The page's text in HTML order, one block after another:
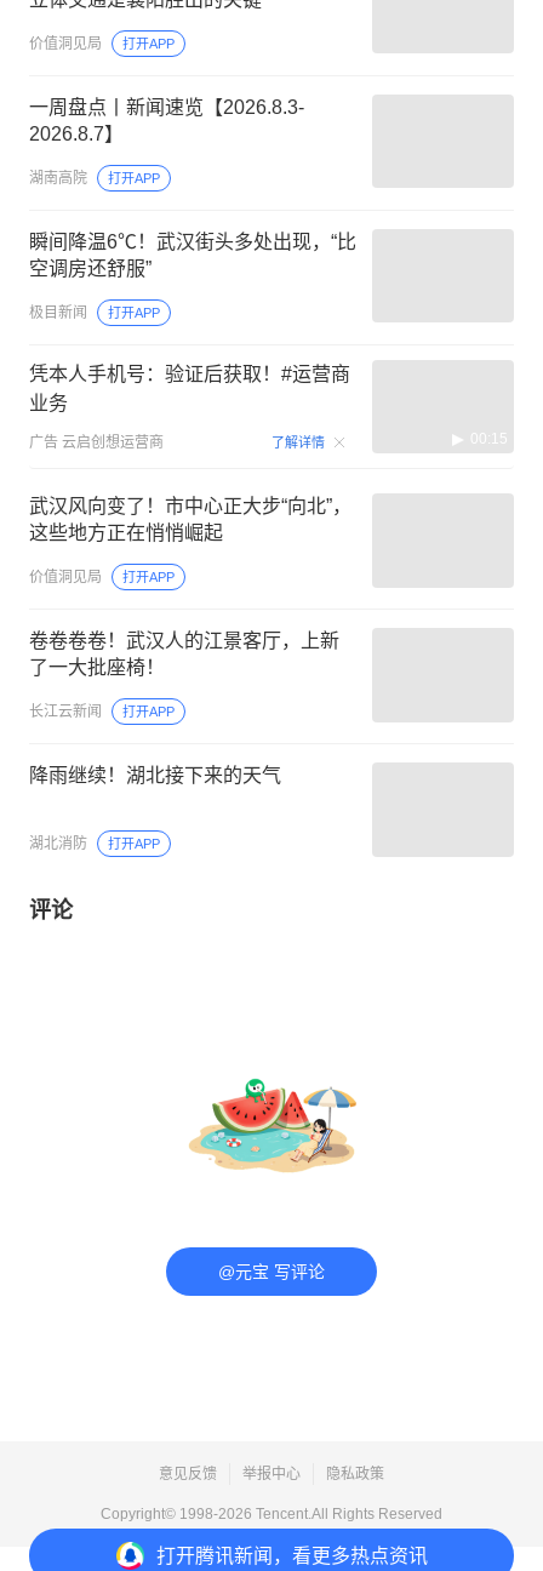
打开腾讯新闻，看更多热点资讯
价值洞见局 打开APP
一周盘点丨新闻速览【2026.8.3-
2026.8.7】
湖南高院 打开APP
瞬间降温6℃！武汉街头多处出现，“比
空调房还舒服”
极目新闻 打开APP
凭本人手机号：验证后获取！#运营商
业务
广告 云启创想运营商 了解详情 00:15
武汉风向变了！市中心正大步“向北”，
这些地方正在悄悄崛起
价值洞见局 打开APP
卷卷卷卷！武汉人的江景客厅，上新
了一大批座椅！
长江云新闻 打开APP
降雨继续！湖北接下来的天气
湖北消防 打开APP
评论
@元宝 写评论
意见反馈 举报中心 隐私政策
Copyright© 1998-2026 Tencent.All Rights Reserved